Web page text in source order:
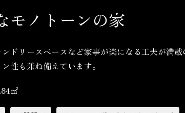
モノトーンの家
ドリースペースなど家事が楽になる工夫が満
性も兼ね備えています。
㎡